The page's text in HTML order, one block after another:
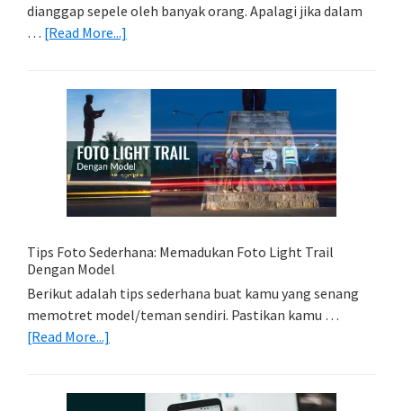
dianggap sepele oleh banyak orang. Apalagi jika dalam
… [Read More...]
Memori
Tepat
Untuk
Kamera
Kamu
Tips Foto Sederhana: Memadukan Foto Light Trail
Dengan Model
Berikut adalah tips sederhana buat kamu yang senang
memotret model/teman sendiri. Pastikan kamu …
[Read More...]
Sederhana: